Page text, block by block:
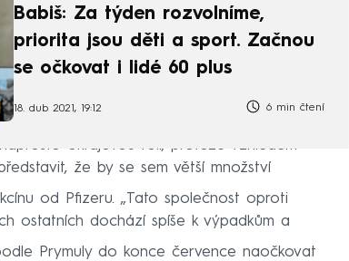
Babiš: Za týden rozvolníme,
priorita jsou děti a sport. Začnou
se očkovat i lidé 60 plus
18. dub 2021, 19:12 6 min čtení
okrajovou roli, protože vzhledem
že by se sem větší množství
od Pfizeru. „Tato společnost oproti
ostatních dochází spíše k výpadkům a
Prymuly do konce července naočkovat